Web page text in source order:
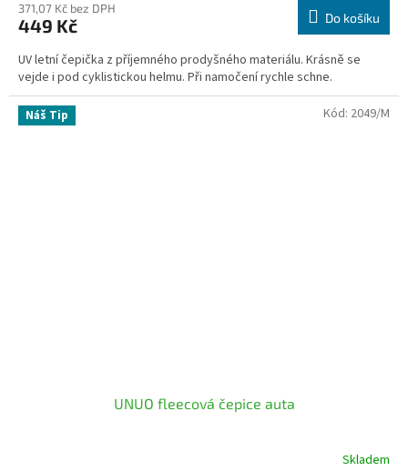
371,07 Kč bez DPH
449 Kč Do košíku
UV letní čepička z příjemného prodyšného materiálu. Krásně se
vejde i pod cyklistickou helmu. Při namočení rychle schne.
Náš Tip
UNUO fleecová čepice auta
Skladem
Kód: 2049/M